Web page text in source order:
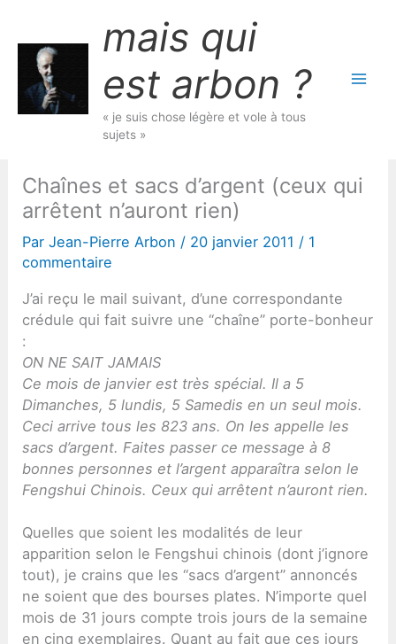
contenu
mais qui
est arbon ?
« je suis chose légère et vole à tous
sujets »
Chaînes et sacs d’argent (ceux qui
arrêtent n’auront rien)
ParJean-Pierre Arbon / 20 janvier 2011 / 1
commentaire
J’ai reçu le mail suivant, d’une correspondante
crédule qui fait suivre une “chaîne” porte-bonheur
:
ON NE SAIT JAMAIS
Ce mois de janvier est très spécial. Il a 5
Dimanches, 5 lundis, 5 Samedis en un seul mois.
Ceci arrive tous les 823 ans. On les appelle les
sacs d’argent. Faites passer ce message à 8
bonnes personnes et l’argent apparaîtra selon le
Fengshui Chinois. Ceux qui arrêtent n’auront rien.
Quelles que soient les modalités de leur
apparition selon le Fengshui chinois (dont j’ignore
tout), je crains que les “sacs d’argent” annoncés
ne soient que des bourses plates. N’importe quel
mois de 31 jours compte trois jours de la semaine
en cinq exemplaires. Quant au fait que ces jours